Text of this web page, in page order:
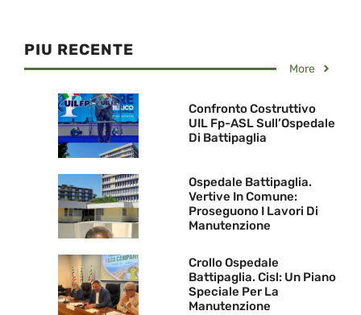
PIU RECENTE
More
Confronto Costruttivo
UIL Fp-ASL Sull’Ospedale
Di Battipaglia
Ospedale Battipaglia.
Vertive In Comune:
Proseguono I Lavori Di
Manutenzione
Crollo Ospedale
Battipaglia. Cisl: Un Piano
Speciale Per La
Manutenzione